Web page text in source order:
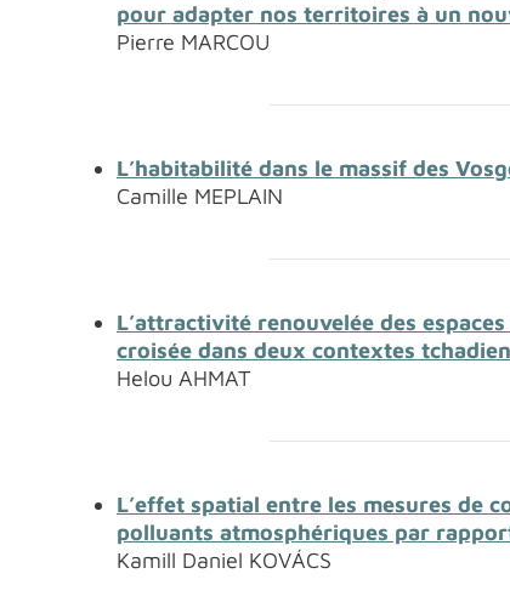
pour adapter nos territoires à un
Pierre MARCOU
L’habitabilité dans le massif des
Camille MEPLAIN
L’attractivité renouvelée des
croisée dans deux contextes
Helou AHMAT
L’effet spatial entre les mesures de
polluants atmosphériques par
Kamill Daniel KOVÁCS